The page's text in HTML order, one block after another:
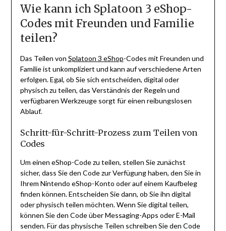
Wie kann ich Splatoon 3 eShop-
Codes mit Freunden und Familie
teilen?
Das Teilen von Splatoon 3 eShop-Codes mit Freunden und
Familie ist unkompliziert und kann auf verschiedene Arten
erfolgen. Egal, ob Sie sich entscheiden, digital oder
physisch zu teilen, das Verständnis der Regeln und
verfügbaren Werkzeuge sorgt für einen reibungslosen
Ablauf.
Schritt-für-Schritt-Prozess zum Teilen von
Codes
Um einen eShop-Code zu teilen, stellen Sie zunächst
sicher, dass Sie den Code zur Verfügung haben, den Sie in
Ihrem Nintendo eShop-Konto oder auf einem Kaufbeleg
finden können. Entscheiden Sie dann, ob Sie ihn digital
oder physisch teilen möchten. Wenn Sie digital teilen,
können Sie den Code über Messaging-Apps oder E-Mail
senden. Für das physische Teilen schreiben Sie den Code